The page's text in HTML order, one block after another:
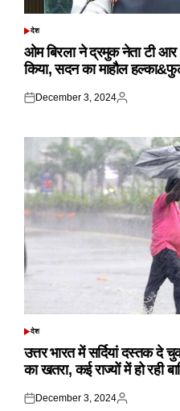
POSTED
देश
ओम बिरला ने द्रमुक नेता टी
किया, सदन का माहौल
Posted
December 3, 2024
Posted
POSTED
देश
उत्तर भारत में सर्दियां दस्तक दे
का खतरा, कई राज्यों में हो रही
Posted
December 3, 2024
Posted